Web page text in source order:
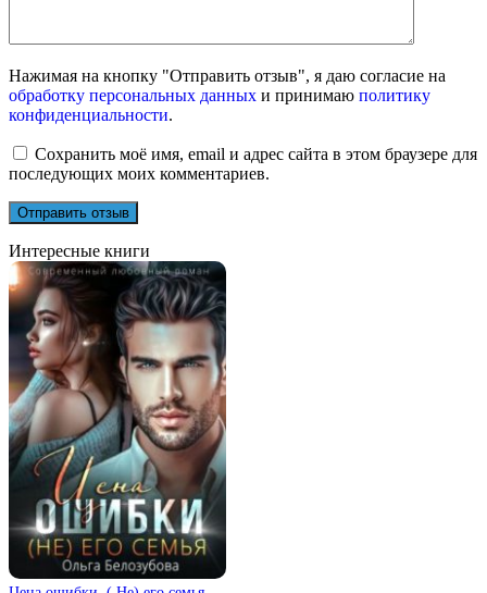
Нажимая на кнопку "Отправить отзыв", я даю согласие на
обработку персональных данных и принимаю политику
конфиденциальности.
Сохранить моё имя, email и адрес сайта в этом браузере для
последующих моих комментариев.
Интересные книги